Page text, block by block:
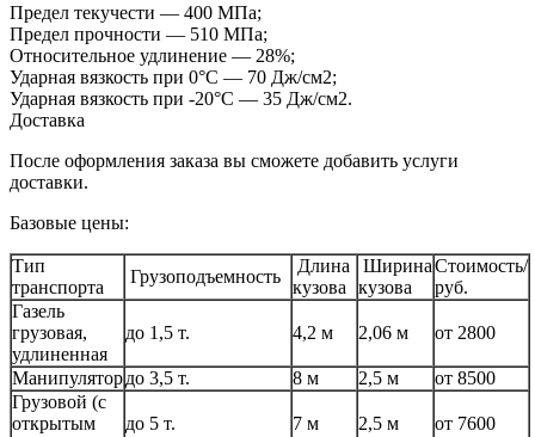
Предел текучести — 400 МПа;
Предел прочности — 510 МПа;
Относительное удлинение — 28%;
Ударная вязкость при 0°C — 70 Дж/см2;
Ударная вязкость при -20°C — 35 Дж/см2.
Доставка
После оформления заказа вы сможете добавить услуги
доставки.
Базовые цены:
Тип
транспорта
Грузоподъемность
Длина
кузова
Ширина
кузова
Стоимость/
руб.
Газель
грузовая,
удлиненная
до 1,5 т. 4,2 м 2,06 м от 2800
Манипулятордо 3,5 т. 8 м 2,5 м
от 8500
Грузовой (с
открытым
до 5 т. 7 м 2,5 м от 7600